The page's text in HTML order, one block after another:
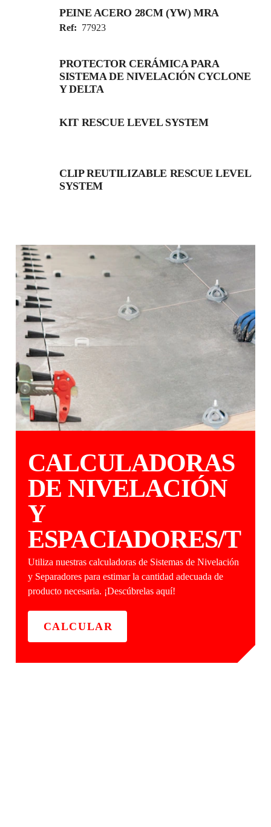
PEINE ACERO 28CM (YW) MRA
Ref: 77923
PROTECTOR CERÁMICA PARA
SISTEMA DE NIVELACIÓN CYCLONE
Y DELTA
KIT RESCUE LEVEL SYSTEM
CLIP REUTILIZABLE RESCUE LEVEL
SYSTEM
CALCULADORAS
DE NIVELACIÓN
Y
ESPACIADORES/T
Utiliza nuestras calculadoras de Sistemas de Nivelación
y Separadores para estimar la cantidad adecuada de
producto necesaria. ¡Descúbrelas aquí!
CALCULAR